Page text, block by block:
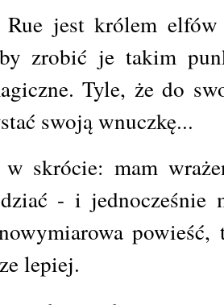
Rue jest królem
zrobić je takim
Tyle, że do
swoją wnuczkę...
skrócie: mam
- i jednocześnie
lepiej.